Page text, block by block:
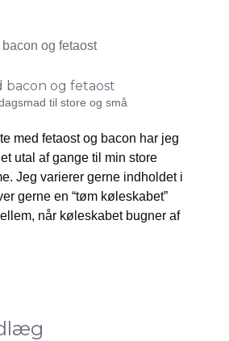
og fetaost
til store og små
med fetaost og bacon har jeg
utal af gange til min store
Jeg varierer gerne indholdet i
gerne en “tøm køleskabet”
når køleskabet bugner af